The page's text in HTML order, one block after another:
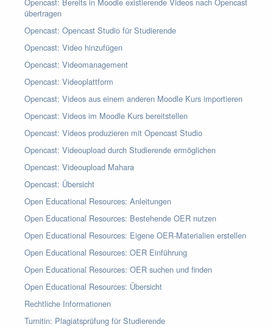
übertragen
Opencast: Opencast Studio für Studierende
Opencast: Video hinzufügen
Opencast: Videomanagement
Opencast: Videoplattform
Opencast: Videos aus einem anderen Moodle Kurs importieren
Opencast: Videos im Moodle Kurs bereitstellen
Opencast: Videos produzieren mit Opencast Studio
Opencast: Videoupload durch Studierende ermöglichen
Opencast: Videoupload Mahara
Opencast: Übersicht
Open Educational Resources: Anleitungen
Open Educational Resources: Bestehende OER nutzen
Open Educational Resources: Eigene OER-Materialien erstellen
Open Educational Resources: OER Einführung
Open Educational Resources: OER suchen und finden
Open Educational Resources: Übersicht
Rechtliche Informationen
Turnitin: Plagiatsprüfung für Studierende